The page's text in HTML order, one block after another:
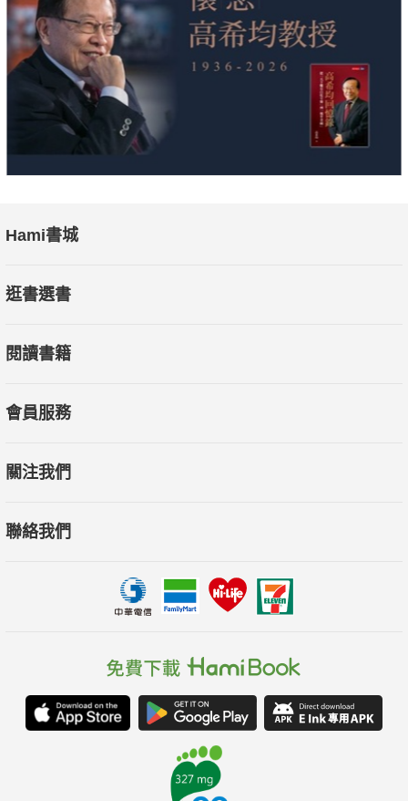
是在繼承河南梆子的基礎上，透過不斷改革和創新發展起來的，
與京劇、越劇同為中國戲曲三鼎甲。
?大平調：濮陽古老劇種的源流與特色
大平調源於濮陽民間，是在開州，即濮陽土生土長的一個古老劇
種，故過去又稱「開州平」。
大平調是板腔體梆戲，因梆子灼目貫耳，又稱「大梆戲」、「打
調」。又因該劇種上演劇目均為朝綱大事，演員陣容龐大，群眾
大平調有深厚的群眾基礎和很高的藝術價值，從明代誕生起，就
漸成長為演出陣容龐大，行當齊全，音樂聲調優美的大型劇種。
★本書特色：本書匯集河南傳統戲曲的精華，從越調、懷梆到豫
是對地方戲曲的全面梳理，也為讀者呈現了戲曲藝術的多樣魅力
Hami書城
逛書選書
閱讀書籍
會員服務
關注我們
聯絡我們